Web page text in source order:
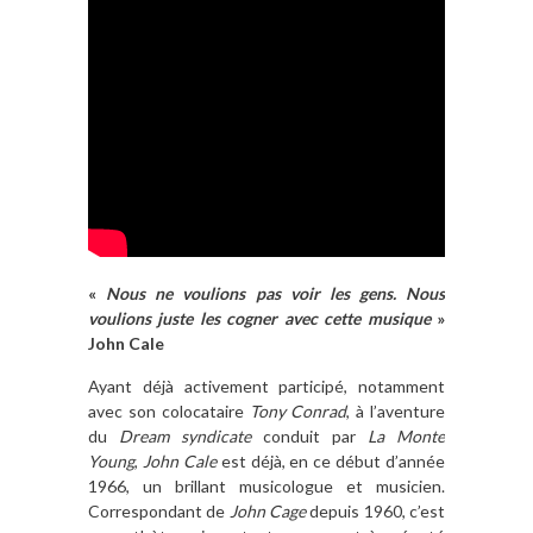
« Nous ne voulions pas voir les gens. Nous
voulions juste les cogner avec cette musique»
John Cale
Ayant déjà activement participé, notamment
avec son colocataire Tony Conrad, à l’aventure
du Dream syndicateconduit par La Monte
Young, John Caleest déjà, en ce début d’année
1966, un brillant musicologue et musicien.
Correspondant de John Cagedepuis 1960, c’est